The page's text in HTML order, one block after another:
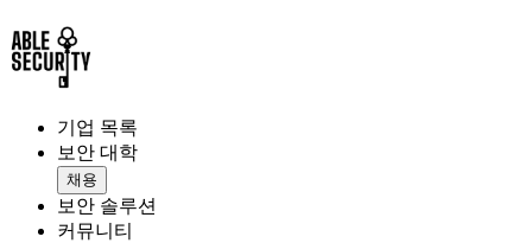
기업 목록
보안 대학
채용
보안 솔루션
커뮤니티